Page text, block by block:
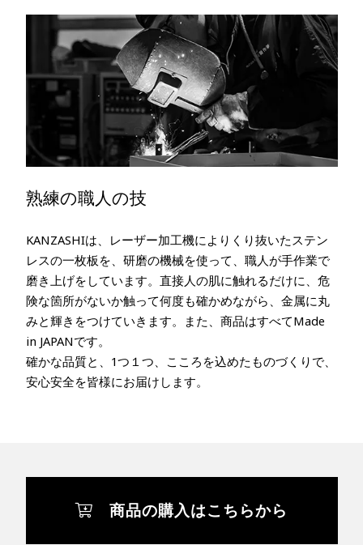
熟練の職人の技
KANZASHIは、レーザー加工機によりくり抜いたステン
レスの一枚板を、研磨の機械を使って、職人が手作業で
磨き上げをしています。直接人の肌に触れるだけに、危
険な箇所がないか触って何度も確かめながら、金属に丸
みと輝きをつけていきます。また、商品はすべてMade
in JAPANです。
確かな品質と、1つ１つ、こころを込めたものづくりで、
安心安全を皆様にお届けします。
商品の購入はこちらから